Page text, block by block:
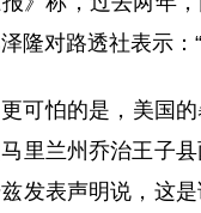
隆对路透社表示
更可怕的是，美国
里兰州乔治王子
兹发表声明说，这